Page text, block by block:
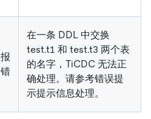
报
错
在一条 DDL 中交换
test.t1 和 test.t3 两个表
的名字，TiCDC 无法正
确处理。请参考错误提
示提示信息处理。